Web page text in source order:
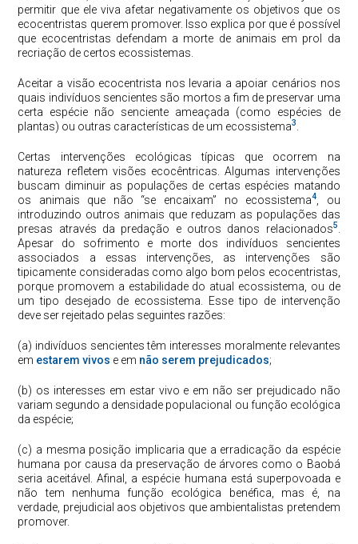
permitir que ele viva afetar negativamente os objetivos que os
ecocentristas querem promover. Isso explica por que é possível
que ecocentristas defendam a morte de animais em prol da
recriação de certos ecossistemas.
Aceitar a visão ecocentrista nos levaria a apoiar cenários nos
quais indivíduos sencientes são mortos a fim de preservar uma
certa espécie não senciente ameaçada (como espécies de
plantas) ou outras características de um ecossistema3
Certas intervenções ecológicas típicas que ocorrem na
natureza refletem visões ecocêntricas. Algumas intervenções
buscam diminuir as populações de certas espécies matando
os animais que não “se encaixam” no ecossistema4
, ou
introduzindo outros animais que reduzam as populações das
presas através da predação e outros danos relacionados5
Apesar do sofrimento e morte dos indivíduos sencientes
associados a essas intervenções, as intervenções são
tipicamente consideradas como algo bom pelos ecocentristas,
porque promovem a estabilidade do atual ecossistema, ou de
um tipo desejado de ecossistema. Esse tipo de intervenção
deve ser rejeitado pelas seguintes razões:
(a) indivíduos sencientes têm interesses moralmente relevantes
em estarem vivos e em não serem prejudicados;
(b) os interesses em estar vivo e em não ser prejudicado não
variam segundo a densidade populacional ou função ecológica
da espécie;
(c) a mesma posição implicaria que a erradicação da espécie
humana por causa da preservação de árvores como o Baobá
seria aceitável. Afinal, a espécie humana está superpovoada e
não tem nenhuma função ecológica benéfica, mas é, na
verdade, prejudicial aos objetivos que ambientalistas pretendem
promover.